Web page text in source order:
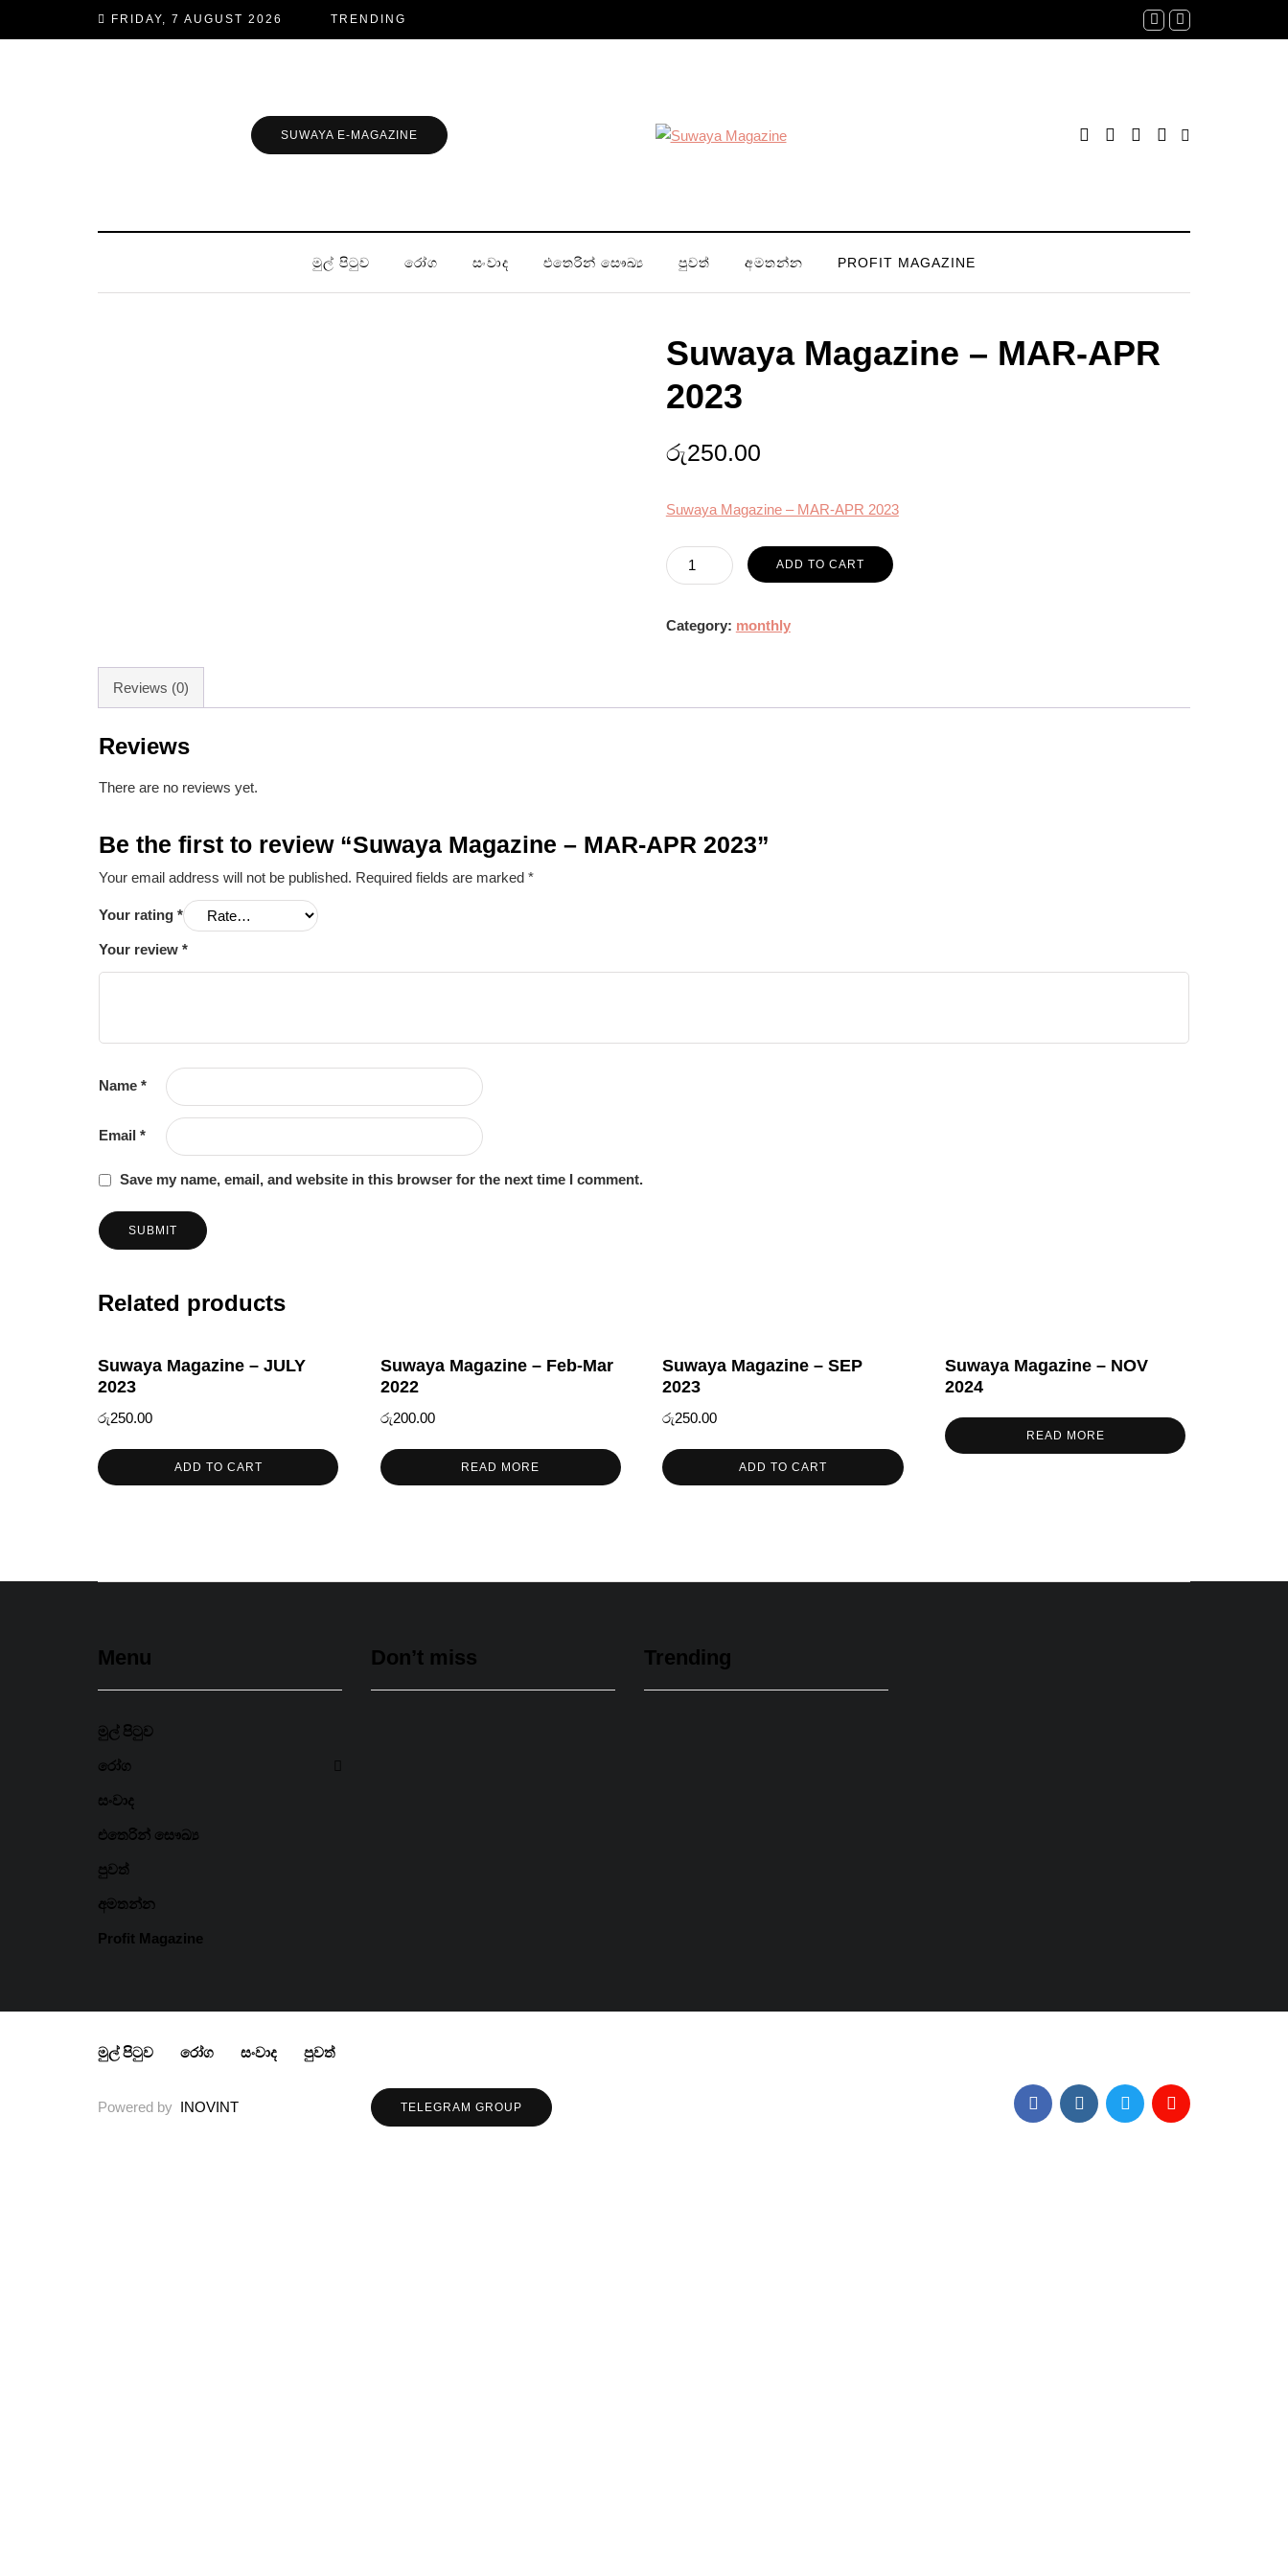
FRIDAY, 7 AUGUST 2026 TRENDING
SUWAYA E-MAGAZINE
මුල් පිටුව රෝග සංවාද එතෙරින් සෞඛ්‍ය පුවත් අමතන්න PROFIT MAGAZINE
Suwaya Magazine – MAR-APR
2023
රු250.00
Suwaya Magazine – MAR-APR 2023
Suwaya
Magazine
MAR-
quantity
ADD TO CART
Category: monthly
Reviews (0)
Reviews
There are no reviews yet.
Be the first to review “Suwaya Magazine – MAR-APR 2023”
Your email address will not be published. Required fields are marked *
Your rating *
Your review *
Name *
Email *
Save my name, email, and website in this browser for the next time I comment.
Related products
Suwaya Magazine – JULY
2023
රු250.00
ADD TO CART
Suwaya Magazine – Feb-Mar
2022
රු200.00
READ MORE
Suwaya Magazine – SEP
2023
රු250.00
ADD TO CART
Suwaya Magazine – NOV
2024
READ MORE
Menu
මුල් පිටුව
රෝග
සංවාද
එතෙරින් සෞඛ්‍ය
පුවත්
අමතන්න
Profit Magazine
Don’t miss Trending
මුල් පිටුව රෝග සංවාද පුවත්
Powered by INOVINT TELEGRAM GROUP